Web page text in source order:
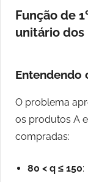
Função de
unitário dos
Entendendo
O problema
os produtos A
compradas:
80 < q ≤ 150: